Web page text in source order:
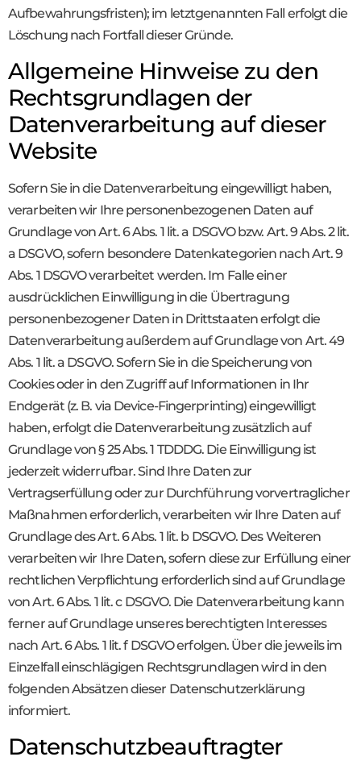
Aufbewahrungsfristen); im letztgenannten Fall erfolgt die
Löschung nach Fortfall dieser Gründe.
Allgemeine Hinweise zu den
Rechtsgrundlagen der
Datenverarbeitung auf dieser
Website
Sofern Sie in die Datenverarbeitung eingewilligt haben,
verarbeiten wir Ihre personenbezogenen Daten auf
Grundlage von Art. 6 Abs. 1 lit. a DSGVO bzw. Art. 9 Abs. 2 lit.
a DSGVO, sofern besondere Datenkategorien nach Art. 9
Abs. 1 DSGVO verarbeitet werden. Im Falle einer
ausdrücklichen Einwilligung in die Übertragung
personenbezogener Daten in Drittstaaten erfolgt die
Datenverarbeitung außerdem auf Grundlage von Art. 49
Abs. 1 lit. a DSGVO. Sofern Sie in die Speicherung von
Cookies oder in den Zugriff auf Informationen in Ihr
Endgerät (z. B. via Device-Fingerprinting) eingewilligt
haben, erfolgt die Datenverarbeitung zusätzlich auf
Grundlage von § 25 Abs. 1 TDDDG. Die Einwilligung ist
jederzeit widerrufbar. Sind Ihre Daten zur
Vertragserfüllung oder zur Durchführung vorvertraglicher
Maßnahmen erforderlich, verarbeiten wir Ihre Daten auf
Grundlage des Art. 6 Abs. 1 lit. b DSGVO. Des Weiteren
verarbeiten wir Ihre Daten, sofern diese zur Erfüllung einer
rechtlichen Verpflichtung erforderlich sind auf Grundlage
von Art. 6 Abs. 1 lit. c DSGVO. Die Datenverarbeitung kann
ferner auf Grundlage unseres berechtigten Interesses
nach Art. 6 Abs. 1 lit. f DSGVO erfolgen. Über die jeweils im
Einzelfall einschlägigen Rechtsgrundlagen wird in den
folgenden Absätzen dieser Datenschutzerklärung
informiert.
Datenschutz­beauftragter